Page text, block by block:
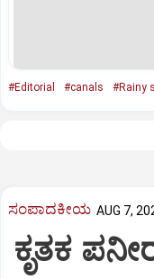
#Editorial #canals #Rainy
ಸಂಪಾದಕೀಯ AUG 7,
ಕೃತಕ